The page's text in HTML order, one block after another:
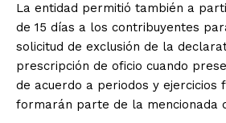
La entidad permitió también a
de 15 días a los contribuyentes
solicitud de exclusión de la
prescripción de oficio cuando
de acuerdo a periodos y ejercicios
formarán parte de la mencionada